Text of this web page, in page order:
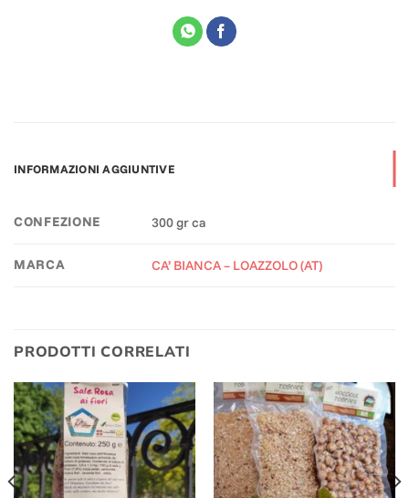
INFORMAZIONI AGGIUNTIVE
CONFEZIONE 300 gr ca
MARCA CA’ BIANCA – LOAZZOLO (AT)
PRODOTTI CORRELATI